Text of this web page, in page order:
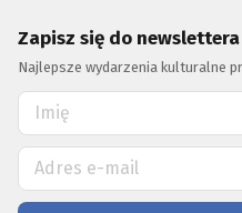
Zapisz się do newslettera
Najlepsze wydarzenia kulturalne